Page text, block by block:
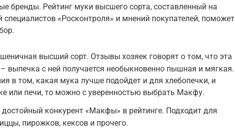
бренды. Рейтинг муки высшего сорта, составленный на
специалистов «Росконтроля» и мнений покупателей, поможет
высший сорт. Отзывы хозяек говорят о том, что эта
выпечка с ней получается необыкновенно пышная и мягкая.
в том, какая мука лучше подойдет и для хлебопечки, и
или печи, то можно с уверенностью выбрать Макфу.
конкурент «Макфы» в рейтинге. Подходит для
пирожков, кексов и прочего.